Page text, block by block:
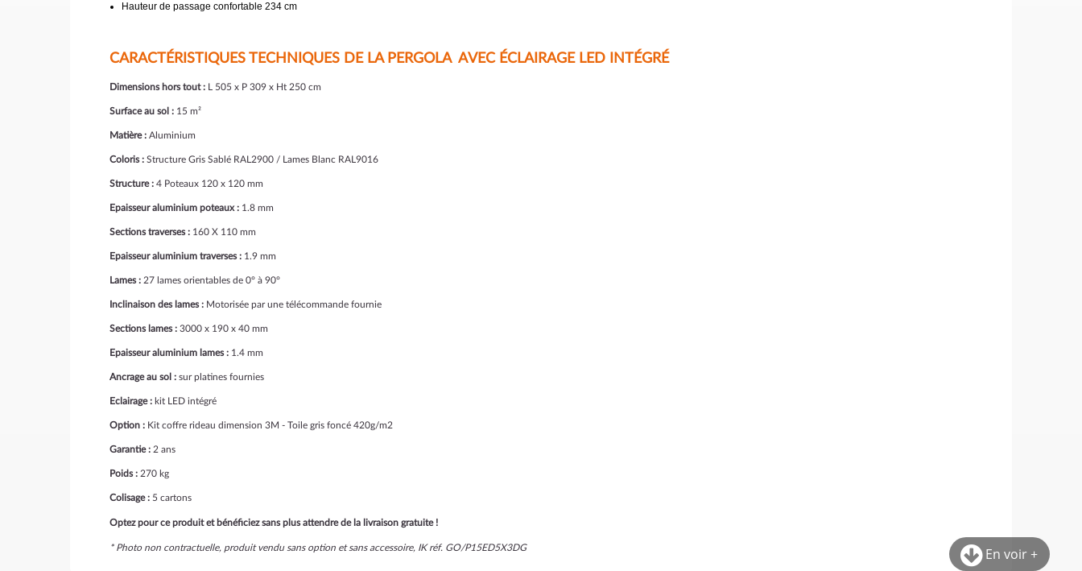
En voir +
Hauteur de passage confortable 234 cm
CARACT ÉRISTIQUES TECHNIQUES DE LA PERGOLA AVEC ÉCLAIRAGE LED INT ÉGRÉ
Dimensions hors tout : L 505 x P 309 x Ht 250 cm
Surface au sol : 15 m²
Matière : Aluminium
Coloris : Structure Gris Sablé RAL2900 / Lames Blanc RAL9016
Structure : 4 Poteaux 120 x 120 mm
Epaisseur aluminium poteaux : 1.8 mm
Sections traverses : 160 X 110 mm
Epaisseur aluminium traverses : 1.9 mm
Lames : 27 lames orientables de 0° à 90°
Inclinaison des lames : Motorisée par une télécommande fournie
Sections lames : 3000 x 190 x 40 mm
Epaisseur aluminium lames : 1.4 mm
Ancrage au sol : sur platines fournies
Eclairage : kit LED intégré
Option : Kit coffre rideau dimension 3M - Toile gris foncé 420g/m2
Garantie : 2 ans
Poids : 270 kg
Colisage : 5 cartons
Optez pour ce produit et bénéficiez sans plus attendre de la livraison gratuite !
* Photo non contractuelle, produit vendu sans option et sans accessoire, IK réf. GO/P15ED5X3DG